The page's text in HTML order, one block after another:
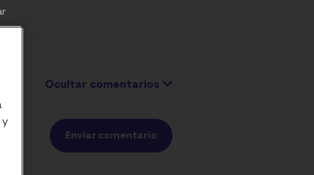
Ocultar comentarios
Enviar comentario